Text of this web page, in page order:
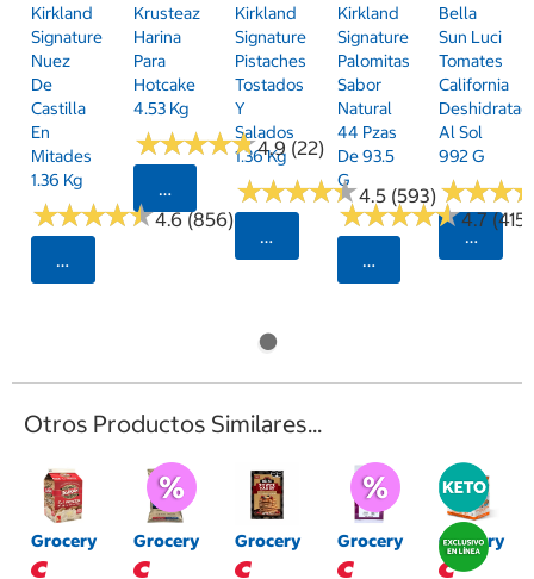
Kirkland
Signature
Nuez
De
Castilla
En
Mitades
1.36 Kg
★★★★★
★★★★★4.6 (856)
Seleccionar Código Postal
Krusteaz
Harina
Para
Hotcake
4.53 Kg
★★★★★
★★★★★4.9 (22)
Seleccionar Código Postal
Kirkland
Signature
Pistaches
Tostados
Y
Salados
1.36 Kg
★★★★★
★★★★★4.5 (593)
Seleccionar Código Postal
Kirkland
Signature
Palomitas
Sabor
Natural
44 Pzas
De 93.5
G
★★★★★
★★★★★4.7 (415)
Seleccionar
Bella
Sun Luci
Tomates
California
Al Sol
992 G
★★★
★★★
Otros Productos Similares...
Grocery Grocery Grocery Grocery Grocery